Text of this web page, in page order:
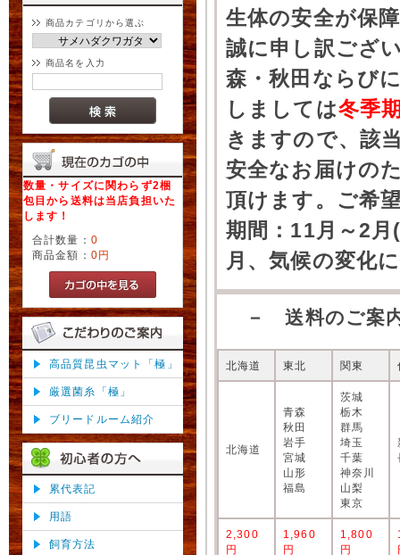
商品カテゴリから選ぶ
商品名を入力
数量・サイズに関わらず2梱
包目から送料は当店負担いた
します！
合計数量： 0
商品金額： 0円
高品質昆虫マット「極」
厳選菌糸「極」
ブリードルーム紹介
累代表記
用語
飼育方法
生体の安全が保
誠に申し訳ござ
森・秋田ならび
しましては冬季
きますので、該
安全なお届けの
頂けます。ご希
期間：11月～2
月、気候の変化
－ 送料のご案
北海道 東北 関東
北海道
青森
秋田
岩手
宮城
山形
福島
茨城
栃木
群馬
埼玉
千葉
神奈川
山梨
東京
2,300
円
1,960
円
1,800
円